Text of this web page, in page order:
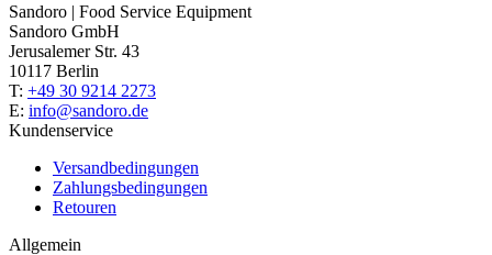
Sandoro | Food Service Equipment
Sandoro GmbH
Jerusalemer Str. 43
10117 Berlin
T: +49 30 9214 2273
E: info@sandoro.de
Kundenservice
Versandbedingungen
Zahlungsbedingungen
Retouren
Allgemein